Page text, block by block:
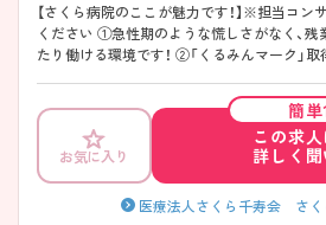
【さくら病院のここが魅力です！】※担当コ
ください ①急性期のような慌しさがなく、残業時間も少ないので、ゆっ
たり働ける環境です！ ②「くるみんマーク」取得！「子育てサポート企業」
やすい環境です。嬉しい保育手当もあります♪ ③積極的に外部研修
加しています！ ④駅チカでマイカー通勤もOK♪駐車場は無料で利用でき
ます♪ ⑤県内に複数施設や病院を構える法人
お気に入り
簡単
この求
詳しく
医療法人さくら千寿会 さ